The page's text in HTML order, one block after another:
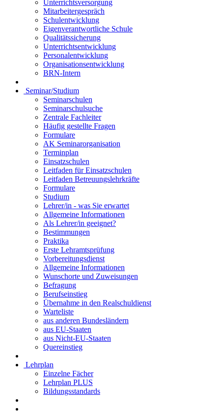
Unterrichtsversorgung
Mitarbeitergespräch
Schulentwicklung
Eigenverantwortliche Schule
Qualitätssicherung
Unterrichtsentwicklung
Personalentwicklung
Organisationsentwicklung
BRN-Intern
Seminar/Studium
Seminarschulen
Seminarschulsuche
Zentrale Fachleiter
Häufig gestellte Fragen
Formulare
AK Seminarorganisation
Terminplan
Einsatzschulen
Leitfaden für Einsatzschulen
Leitfaden Betreuungslehrkräfte
Formulare
Studium
Lehrer/in - was Sie erwartet
Allgemeine Informationen
Als Lehrer/in geeignet?
Bestimmungen
Praktika
Erste Lehramtsprüfung
Vorbereitungsdienst
Allgemeine Informationen
Wunschorte und Zuweisungen
Befragung
Berufseinstieg
Übernahme in den Realschuldienst
Warteliste
aus anderen Bundesländern
aus EU-Staaten
aus Nicht-EU-Staaten
Quereinstieg
Lehrplan
Einzelne Fächer
Lehrplan PLUS
Bildungsstandards